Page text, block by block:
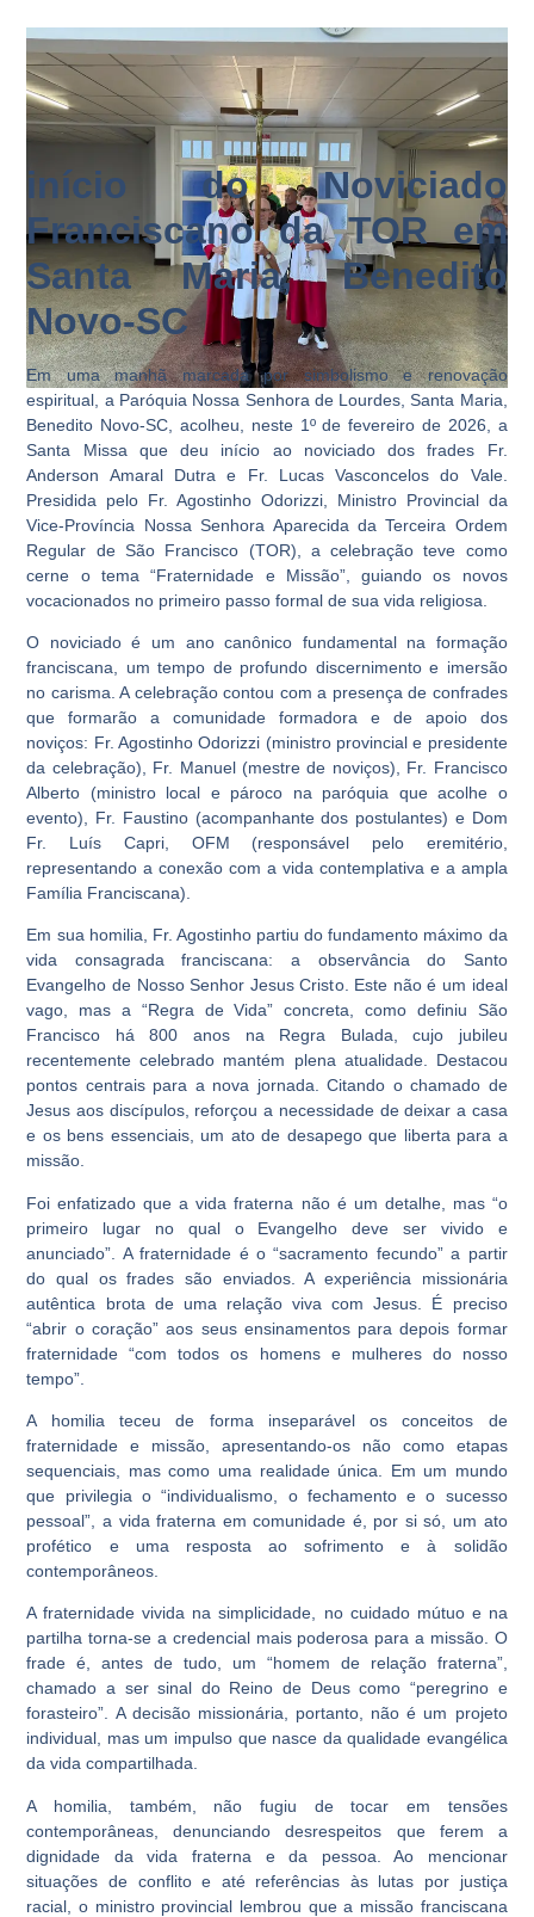
início do Noviciado
Franciscano da TOR em
Santa Maria, Benedito
Novo-SC
Em uma manhã marcada por simbolismo e renovação
espiritual, a Paróquia Nossa Senhora de Lourdes, Santa Maria,
Benedito Novo-SC, acolheu, neste 1º de fevereiro de 2026, a
Santa Missa que deu início ao noviciado dos frades Fr.
Anderson Amaral Dutra e Fr. Lucas Vasconcelos do Vale.
Presidida pelo Fr. Agostinho Odorizzi, Ministro Provincial da
Vice-Província Nossa Senhora Aparecida da Terceira Ordem
Regular de São Francisco (TOR), a celebração teve como
cerne o tema “Fraternidade e Missão”, guiando os novos
vocacionados no primeiro passo formal de sua vida religiosa.
O noviciado é um ano canônico fundamental na formação
franciscana, um tempo de profundo discernimento e imersão
no carisma. A celebração contou com a presença de confrades
que formarão a comunidade formadora e de apoio dos
noviços: Fr. Agostinho Odorizzi (ministro provincial e presidente
da celebração), Fr. Manuel (mestre de noviços), Fr. Francisco
Alberto (ministro local e pároco na paróquia que acolhe o
evento), Fr. Faustino (acompanhante dos postulantes) e Dom
Fr. Luís Capri, OFM (responsável pelo eremitério,
representando a conexão com a vida contemplativa e a ampla
Família Franciscana).
Em sua homilia, Fr. Agostinho partiu do fundamento máximo da
vida consagrada franciscana: a observância do Santo
Evangelho de Nosso Senhor Jesus Cristo. Este não é um ideal
vago, mas a “Regra de Vida” concreta, como definiu São
Francisco há 800 anos na Regra Bulada, cujo jubileu
recentemente celebrado mantém plena atualidade. Destacou
pontos centrais para a nova jornada. Citando o chamado de
Jesus aos discípulos, reforçou a necessidade de deixar a casa
e os bens essenciais, um ato de desapego que liberta para a
missão.
Foi enfatizado que a vida fraterna não é um detalhe, mas “o
primeiro lugar no qual o Evangelho deve ser vivido e
anunciado”. A fraternidade é o “sacramento fecundo” a partir
do qual os frades são enviados. A experiência missionária
autêntica brota de uma relação viva com Jesus. É preciso
“abrir o coração” aos seus ensinamentos para depois formar
fraternidade “com todos os homens e mulheres do nosso
tempo”.
A homilia teceu de forma inseparável os conceitos de
fraternidade e missão, apresentando-os não como etapas
sequenciais, mas como uma realidade única. Em um mundo
que privilegia o “individualismo, o fechamento e o sucesso
pessoal”, a vida fraterna em comunidade é, por si só, um ato
profético e uma resposta ao sofrimento e à solidão
contemporâneos.
A fraternidade vivida na simplicidade, no cuidado mútuo e na
partilha torna-se a credencial mais poderosa para a missão. O
frade é, antes de tudo, um “homem de relação fraterna”,
chamado a ser sinal do Reino de Deus como “peregrino e
forasteiro”. A decisão missionária, portanto, não é um projeto
individual, mas um impulso que nasce da qualidade evangélica
da vida compartilhada.
A homilia, também, não fugiu de tocar em tensões
contemporâneas, denunciando desrespeitos que ferem a
dignidade da vida fraterna e da pessoa. Ao mencionar
situações de conflito e até referências às lutas por justiça
racial, o ministro provincial lembrou que a missão franciscana